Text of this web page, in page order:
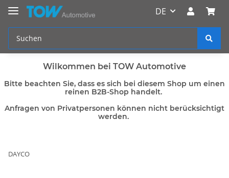
DE
Wilkommen bei TOW Automotive
Bitte beachten Sie, dass es sich bei diesem Shop um einen
reinen B2B-Shop handelt.
Anfragen von Privatpersonen können nicht berücksichtigt
werden.
DAYCO